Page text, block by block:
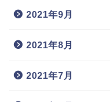
2021年9月
2021年8月
2021年7月